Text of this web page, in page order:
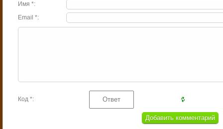
Имя *:
Email *:
Код *: